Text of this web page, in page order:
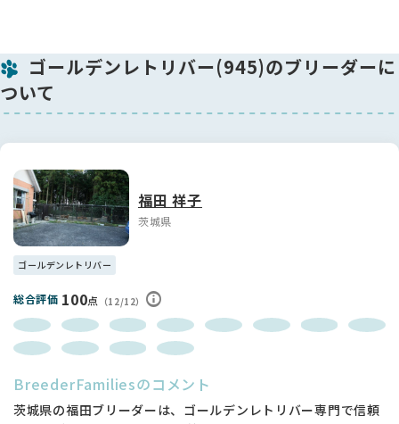
不安定ですので両親が検査を受けているワンちゃんを購入する
ことを強くお勧めします。
★現在、福田ブリーダーでは100頭に1頭程度に重度の股関節形
成不全が出る傾向にあります。 残念なことに全く発症しないと
なります。ペット保険などの加入をご検討ください。
★生後2か月の頃は股関節に異常があるか判断をすることが出
来ません。大変申し訳ありませんが、股関節形成不全に対して
保証はしておりません。
★成長期の生後4か月～5か月に歩行の違和感がありましたら、
整形外科専門医の診察をお勧めします。骨頭や臼蓋（きゅうが
い）を人工物にしなくてもよい治療法があります。
--------------------------------------------------------------
------
★両親の遺伝子検査の結果から、子犬は下記の11項目に於い
て、発症しません。
ゴールデンレトリバー(945)のブリーダーに
ついて
福田 祥子
茨城県
ゴールデンレトリバー
総合評価 100点 （12/12）
BreederFamiliesのコメント
茨城県の福田ブリーダーは、ゴールデンレトリバー専門で信頼